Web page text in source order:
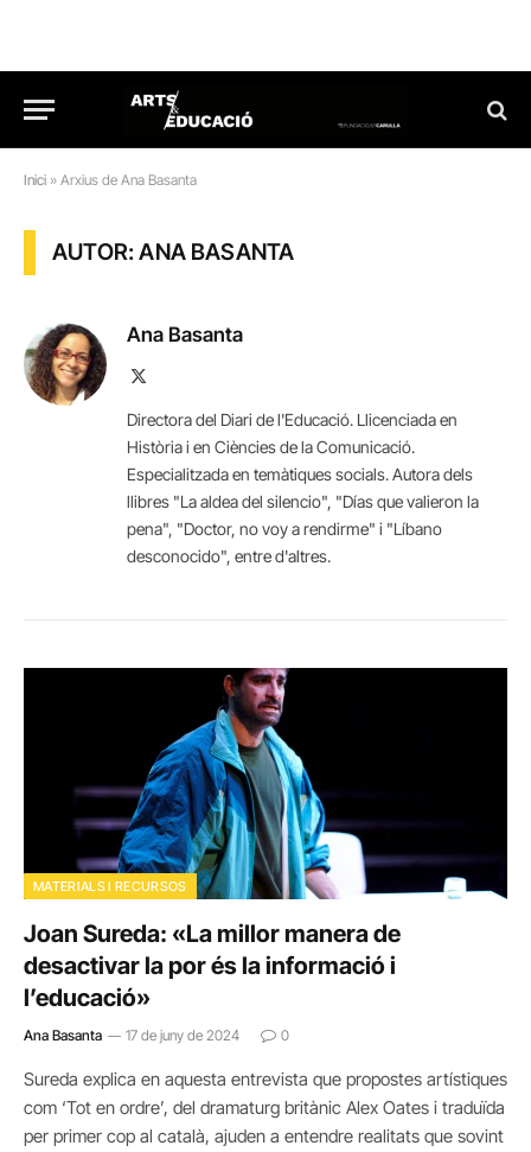
Inici » Arxius de Ana Basanta
AUTOR: ANA BASANTA
Ana Basanta
Directora del Diari de l'Educació. Llicenciada en
Història i en Ciències de la Comunicació.
Especialitzada en temàtiques socials. Autora dels
llibres "La aldea del silencio", "Días que valieron la
pena", "Doctor, no voy a rendirme" i "Líbano
desconocido", entre d'altres.
MATERIALS I RECURSOS
Joan Sureda: «La millor manera de
desactivar la por és la informació i
l’educació»
Ana Basanta 17 de juny de 2024 0
Sureda explica en aquesta entrevista que propostes artístiques
com ‘Tot en ordre’, del dramaturg britànic Alex Oates i traduïda
per primer cop al català, ajuden a entendre realitats que sovint